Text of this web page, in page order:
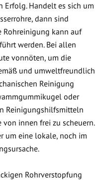
Handelt es sich um
dann sind
Rohreinigung kann auf
werden. Bei allen
vonnöten, um die
und umweltfreundlich
Reinigung
oder
Reinigungshilfsmitteln
von innen frei zu scheuern.
um eine lokale, noch im
Rohrverstopfung